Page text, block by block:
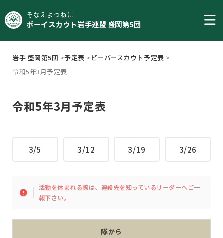
そなえよつねに
ボーイスカウト岩手連盟 盛岡第5団
岩手 盛岡第5団 >予定表 > ビーバースカウト予定表 >
令和5年3月予定表
令和5年3月予定表
3/5 3/12 3/19 3/26
活動を休まれる際は、連絡先を知っているリーダーへご一
報下さい。
隊から